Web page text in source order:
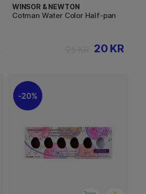
WINSOR & NEWTON
Cotman Water Color Half-pan
20 KR
20%